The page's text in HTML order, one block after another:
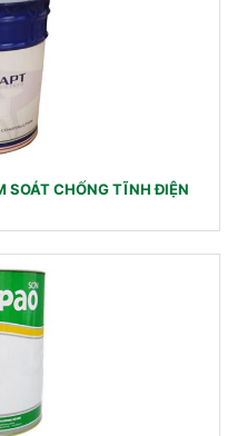
SOÁT CHỐNG TĨNH ĐIỆN